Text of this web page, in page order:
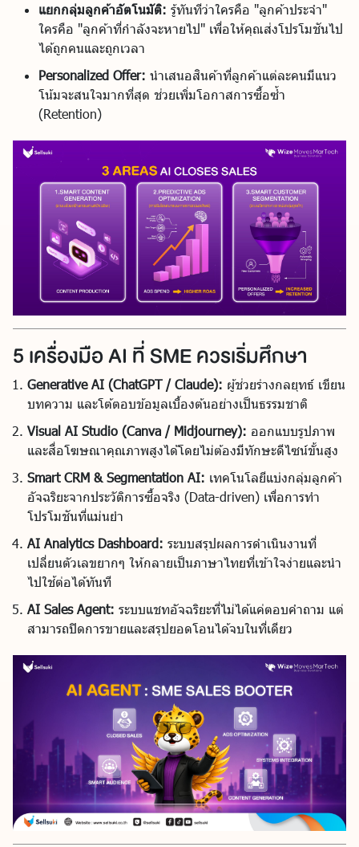
แยกกลุ่มลูกค้าอัตโนมัติ: รู้ทันทีว่าใครคือ "ลูกค้าประจำ"
ใครคือ "ลูกค้าที่กำลังจะหายไป" เพื่อให้คุณส่งโปรโมชันไป
ได้ถูกคนและถูกเวลา
Personalized Offer: นำเสนอสินค้าที่ลูกค้าแต่ละคนมีแนว
โน้มจะสนใจมากที่สุด ช่วยเพิ่มโอกาสการซื้อซ้ำ
(Retention)
5 เครื่องมือ AI ที่ SME ควรเริ่มศึกษา
Generative AI (ChatGPT / Claude): ผู้ช่วยร่างกลยุทธ์ เขียน
บทความ และโต้ตอบข้อมูลเบื้องต้นอย่างเป็นธรรมชาติ
Visual AI Studio (Canva / Midjourney): ออกแบบรูปภาพ
และสื่อโฆษณาคุณภาพสูงได้โดยไม่ต้องมีทักษะดีไซน์ขั้นสูง
Smart CRM & Segmentation AI: เทคโนโลยีแบ่งกลุ่มลูกค้า
อัจฉริยะจากประวัติการซื้อจริง (Data-driven) เพื่อการทำ
โปรโมชันที่แม่นยำ
AI Analytics Dashboard: ระบบสรุปผลการดำเนินงานที่
เปลี่ยนตัวเลขยากๆ ให้กลายเป็นภาษาไทยที่เข้าใจง่ายและนำ
ไปใช้ต่อได้ทันที
AI Sales Agent: ระบบแชทอัจฉริยะที่ไม่ได้แค่ตอบคำถาม แต่
สามารถปิดการขายและสรุปยอดโอนได้จบในที่เดียว